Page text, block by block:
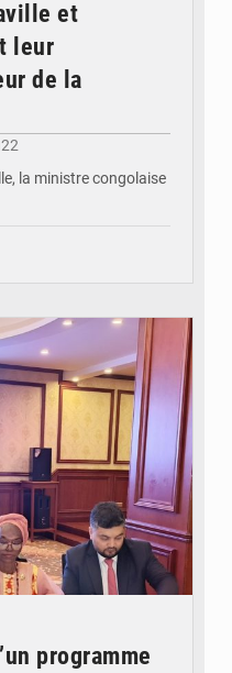
et
leur
de la
la ministre congolaise
programme